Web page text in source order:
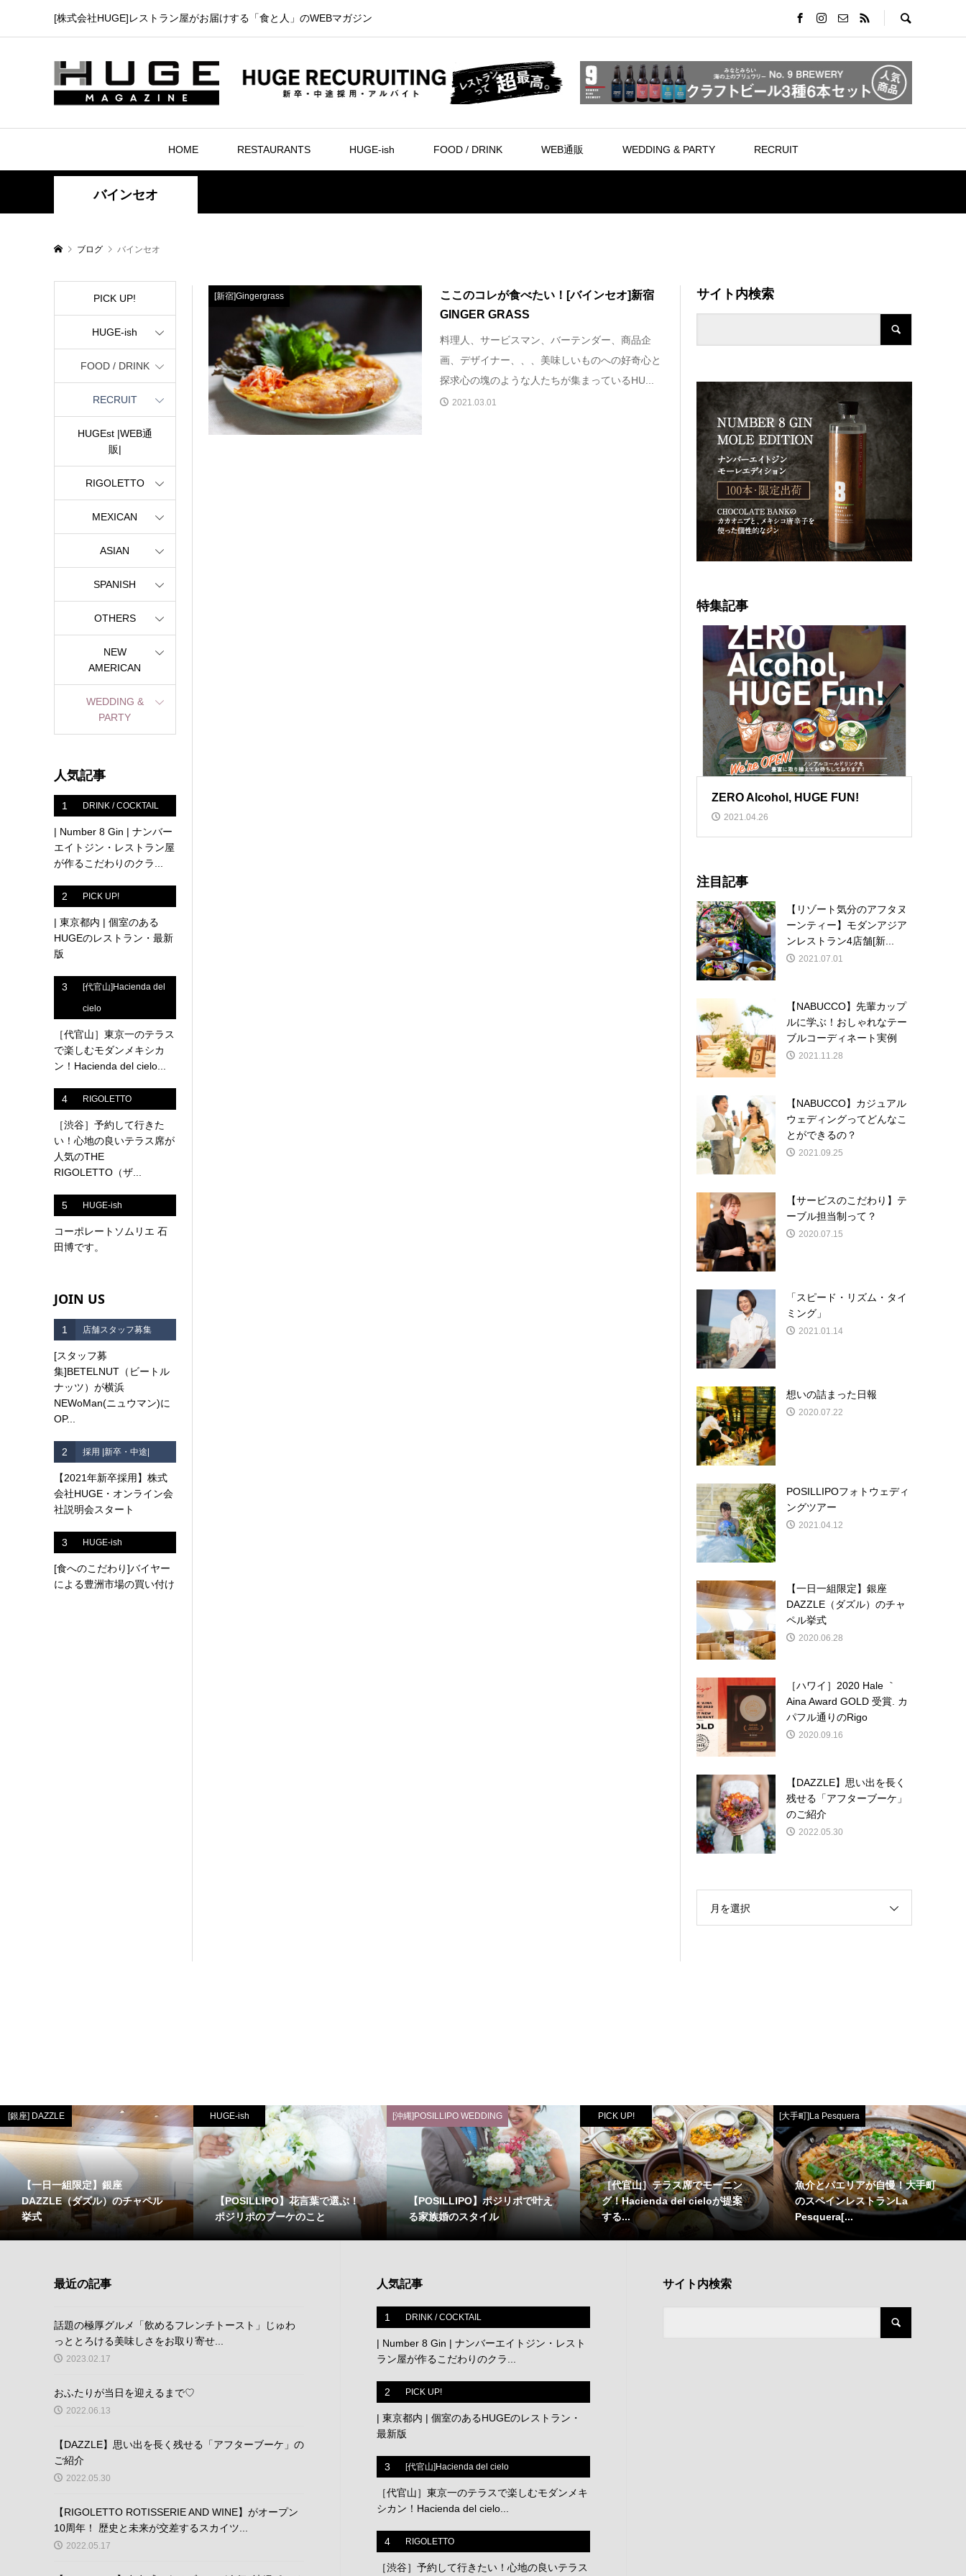
[株式会社HUGE]レストラン屋がお届けする「食と人」のWEBマガジン
HOME RESTAURANTS HUGE-ish FOOD / DRINK WEB通販 WEDDING & PARTY RECRUIT
バインセオ
ブログ バインセオ
[新宿]Gingergrass
ここのコレが食べたい！[バインセオ]新宿
GINGER GRASS
料理人、サービスマン、バーテンダー、商品企
画、デザイナー、、、美味しいものへの好奇心と
探求心の塊のような人たちが集まっているHU...
2021.03.01
PICK UP!
HUGE-ish
FOOD / DRINK
RECRUIT
HUGEst |WEB通
販|
RIGOLETTO
MEXICAN
ASIAN
SPANISH
OTHERS
NEW
AMERICAN
WEDDING &
PARTY
人気記事
1 DRINK / COCKTAIL
| Number 8 Gin | ナンバー
エイトジン・レストラン屋
が作るこだわりのクラ...
2 PICK UP!
| 東京都内 | 個室のある
HUGEのレストラン・最新
版
3 [代官山]Hacienda del
cielo
［代官山］東京一のテラス
で楽しむモダンメキシカ
ン！Hacienda del cielo...
4 RIGOLETTO
［渋谷］予約して行きた
い！心地の良いテラス席が
人気のTHE
RIGOLETTO（ザ...
5 HUGE-ish
コーポレートソムリエ 石
田博です。
JOIN US
1 店舗スタッフ募集
[スタッフ募
集]BETELNUT（ビートル
ナッツ）が横浜
NEWoMan(ニュウマン)に
OP...
2 採用 |新卒・中途|
【2021年新卒採用】株式
会社HUGE・オンライン会
社説明会スタート
3 HUGE-ish
[食へのこだわり]バイヤー
による豊洲市場の買い付け
サイト内検索
特集記事
ZERO Alcohol, HUGE FUN!
2021.04.26
注目記事
【リゾート気分のアフタヌ
ーンティー】モダンアジア
ンレストラン4店舗[新...
2021.07.01
【NABUCCO】先輩カップ
ルに学ぶ！おしゃれなテー
ブルコーディネート実例
2021.11.28
【NABUCCO】カジュアル
ウェディングってどんなこ
とができるの？
2021.09.25
【サービスのこだわり】テ
ーブル担当制って？
2020.07.15
「スピード・リズム・タイ
ミング」
2021.01.14
想いの詰まった日報
2020.07.22
POSILLIPOフォトウェディ
ングツアー
2021.04.12
【一日一組限定】銀座
DAZZLE（ダズル）のチャ
ペル挙式
2020.06.28
［ハワイ］2020 Hale ｀
Aina Award GOLD 受賞. カ
パフル通りのRigo
2020.09.16
【DAZZLE】思い出を長く
残せる「アフターブーケ」
のご紹介
2022.05.30
月を選択
[銀座] DAZZLE
【一日一組限定】銀座
DAZZLE（ダズル）のチャペル
挙式
HUGE-ish
【POSILLIPO】花言葉で選ぶ！
ポジリポのブーケのこと
[沖縄]POSILLIPO WEDDING
【POSILLIPO】ポジリポで叶え
る家族婚のスタイル
PICK UP!
［代官山］テラス席でモーニン
グ！Hacienda del cieloが提案
する...
[大手町]La Pesquera
魚介とパエリアが自慢！大手町
のスペインレストランLa
Pesquera[...
最近の記事
話題の極厚グルメ「飲めるフレンチトースト」じゅわ
っととろける美味しさをお取り寄せ...
2023.02.17
おふたりが当日を迎えるまで♡
2022.06.13
【DAZZLE】思い出を長く残せる「アフターブーケ」の
ご紹介
2022.05.30
【RIGOLETTO ROTISSERIE AND WINE】がオープン
10周年！ 歴史と未来が交差するスカイツ...
2022.05.17
人気記事
1 DRINK / COCKTAIL
| Number 8 Gin | ナンバーエイトジン・レスト
ラン屋が作るこだわりのクラ...
2 PICK UP!
| 東京都内 | 個室のあるHUGEのレストラン・
最新版
3 [代官山]Hacienda del cielo
［代官山］東京一のテラスで楽しむモダンメキ
シカン！Hacienda del cielo...
4 RIGOLETTO
［渋谷］予約して行きたい！心地の良いテラス
サイト内検索